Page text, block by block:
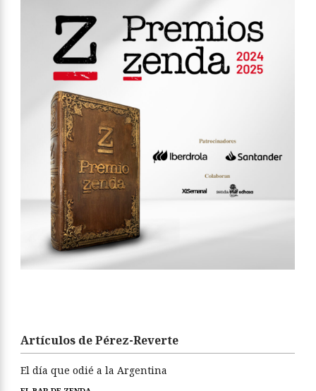
Artículos de Pérez-Reverte
El día que odié a la Argentina